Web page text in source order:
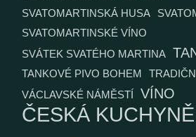
SVATOMARTINSKÁ HUSA
SVATOMARTINSKÉ VÍNO
SVÁTEK SVATÉHO MARTINA
TANKOVÉ PIVO BOHEM
VÁCLAVSKÉ NÁMĚSTÍ
VÍNO
ČESKÁ KUCHYNĚ